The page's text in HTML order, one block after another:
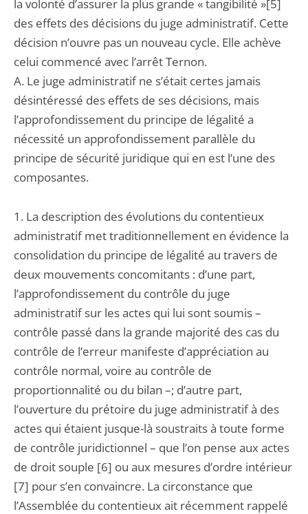
la volonté d’assurer la plus grande « tangibilité »[5]
des effets des décisions du juge administratif. Cette
décision n’ouvre pas un nouveau cycle. Elle achève
celui commencé avec l’arrêt Ternon.
A. Le juge administratif ne s’était certes jamais
désintéressé des effets de ses décisions, mais
l’approfondissement du principe de légalité a
nécessité un approfondissement parallèle du
principe de sécurité juridique qui en est l’une des
composantes.
1. La description des évolutions du contentieux
administratif met traditionnellement en évidence la
consolidation du principe de légalité au travers de
deux mouvements concomitants : d’une part,
l’approfondissement du contrôle du juge
administratif sur les actes qui lui sont soumis –
contrôle passé dans la grande majorité des cas du
contrôle de l’erreur manifeste d’appréciation au
contrôle normal, voire au contrôle de
proportionnalité ou du bilan –; d’autre part,
l’ouverture du prétoire du juge administratif à des
actes qui étaient jusque-là soustraits à toute forme
de contrôle juridictionnel – que l’on pense aux actes
de droit souple [6] ou aux mesures d’ordre intérieur
[7] pour s’en convaincre. La circonstance que
l’Assemblée du contentieux ait récemment rappelé